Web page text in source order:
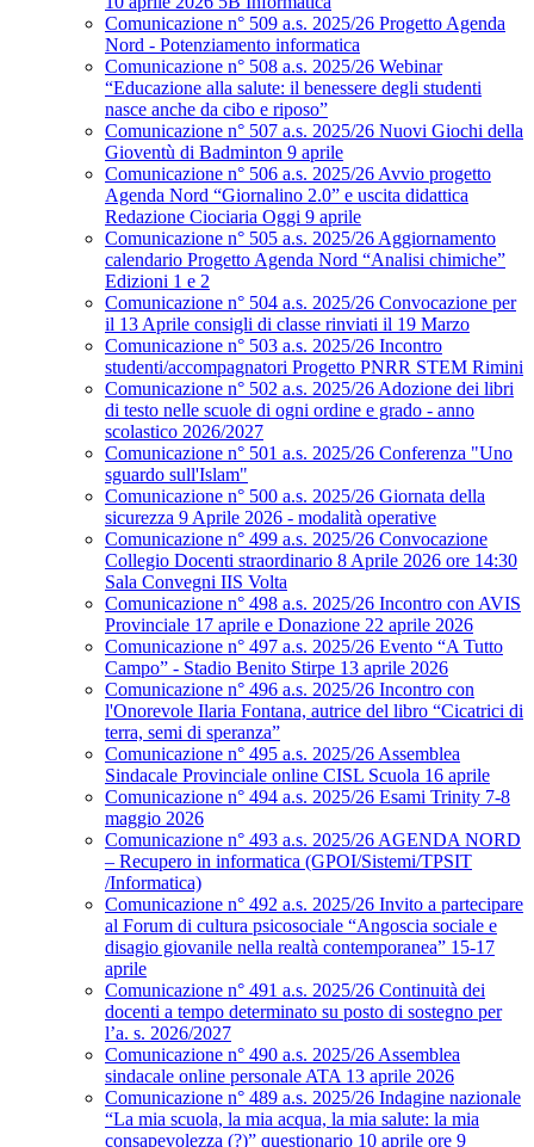
Comunicazione n° 509 a.s. 2025/26 Progetto Agenda
Nord - Potenziamento informatica
Comunicazione n° 508 a.s. 2025/26 Webinar
“Educazione alla salute: il benessere degli studenti
nasce anche da cibo e riposo”
Comunicazione n° 507 a.s. 2025/26 Nuovi Giochi della
Gioventù di Badminton 9 aprile
Comunicazione n° 506 a.s. 2025/26 Avvio progetto
Agenda Nord “Giornalino 2.0” e uscita didattica
Redazione Ciociaria Oggi 9 aprile
Comunicazione n° 505 a.s. 2025/26 Aggiornamento
calendario Progetto Agenda Nord “Analisi chimiche”
Edizioni 1 e 2
Comunicazione n° 504 a.s. 2025/26 Convocazione per
il 13 Aprile consigli di classe rinviati il 19 Marzo
Comunicazione n° 503 a.s. 2025/26 Incontro
studenti/accompagnatori Progetto PNRR STEM Rimini
Comunicazione n° 502 a.s. 2025/26 Adozione dei libri
di testo nelle scuole di ogni ordine e grado - anno
scolastico 2026/2027
Comunicazione n° 501 a.s. 2025/26 Conferenza "Uno
sguardo sull'Islam"
Comunicazione n° 500 a.s. 2025/26 Giornata della
sicurezza 9 Aprile 2026 - modalità operative
Comunicazione n° 499 a.s. 2025/26 Convocazione
Collegio Docenti straordinario 8 Aprile 2026 ore 14:30
Sala Convegni IIS Volta
Comunicazione n° 498 a.s. 2025/26 Incontro con AVIS
Provinciale 17 aprile e Donazione 22 aprile 2026
Comunicazione n° 497 a.s. 2025/26 Evento “A Tutto
Campo” - Stadio Benito Stirpe 13 aprile 2026
Comunicazione n° 496 a.s. 2025/26 Incontro con
l'Onorevole Ilaria Fontana, autrice del libro “Cicatrici di
terra, semi di speranza”
Comunicazione n° 495 a.s. 2025/26 Assemblea
Sindacale Provinciale online CISL Scuola 16 aprile
Comunicazione n° 494 a.s. 2025/26 Esami Trinity 7-8
maggio 2026
Comunicazione n° 493 a.s. 2025/26 AGENDA NORD
– Recupero in informatica (GPOI/Sistemi/TPSIT
/Informatica)
Comunicazione n° 492 a.s. 2025/26 Invito a partecipare
al Forum di cultura psicosociale “Angoscia sociale e
disagio giovanile nella realtà contemporanea” 15-17
aprile
Comunicazione n° 491 a.s. 2025/26 Continuità dei
docenti a tempo determinato su posto di sostegno per
l’a. s. 2026/2027
Comunicazione n° 490 a.s. 2025/26 Assemblea
sindacale online personale ATA 13 aprile 2026
Comunicazione n° 489 a.s. 2025/26 Indagine nazionale
“La mia scuola, la mia acqua, la mia salute: la mia
consapevolezza (?)” questionario 10 aprile ore 9